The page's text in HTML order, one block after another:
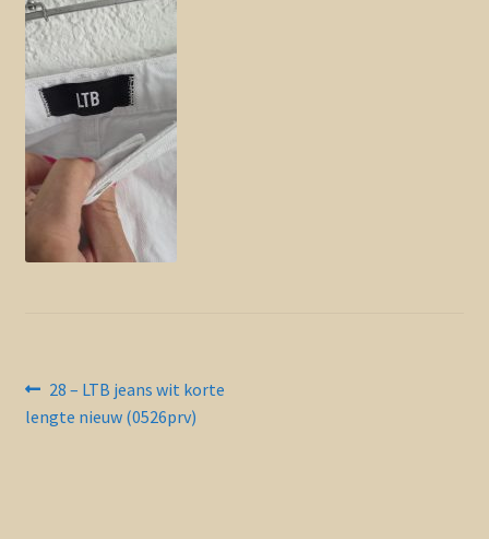
Linkjes
Contact en nieuwsbrief
Bericht
navigatie
Vorig
bericht:
28 – LTB jeans wit korte
lengte nieuw (0526prv)